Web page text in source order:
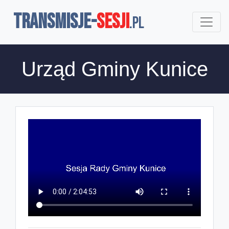
TRANSMISJE-SESJI.pl
Urząd Gminy Kunice